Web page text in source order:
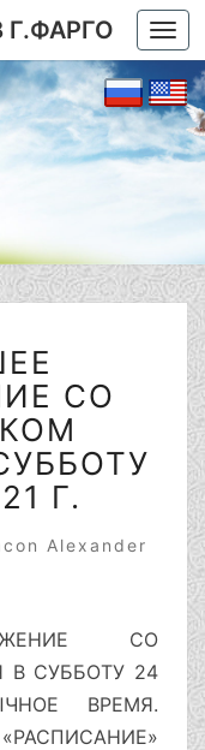
Г.ФАРГО
СО
Г.
Alexander
СО
СУББОТУ 24
ВРЕМЯ.